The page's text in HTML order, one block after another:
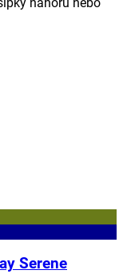
nahoru nebo
Serene